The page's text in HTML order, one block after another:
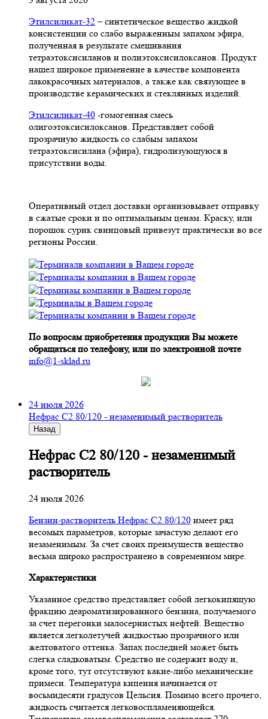
Этилсиликат-32– синтетическое вещество жидкой
консистенции со слабо выраженным запахом эфира,
полученная в результате смешивания
тетpаэтоксисиланов и полиэтоксисилоксанов. Продукт
нашел широкое применение в качестве компонента
лакокрасочных материалов, а также как связующее в
производстве керамических и стеклянных изделий.
Этилсиликат-40 -гомогенная смесь
олигоэтоксисилоксанов. Представляет собой
прозрачную жидкость со слабым запахом
тетраэтоксисилана (эфира), гидролизующуюся в
присутствии воды.
Оперативный отдел доставки организовывает отправку
в сжатые сроки и по оптимальным ценам. Краску, или
порошок сурик свинцовый привезут практически во все
регионы России.
По вопросам приобретения продукции Вы можете
обращаться по телефону, или по электронной почте
info@1-sklad.ru
24 июля 2026
Нефрас С2 80/120 - незаменимый растворитель
Назад
Нефрас С2 80/120 - незаменимый
растворитель
24 июля 2026
Бензин-растворитель Нефрас С2 80/120 имеет ряд
весомых параметров, которые зачастую делают его
незаменимым. За счет своих преимуществ вещество
весьма широко распространено в современном мире.
Характеристики
Указанное средство представляет собой легкокипящую
фракцию деароматизированного бензина, получаемого
за счет перегонки малосернистых нефтей. Вещество
является легколетучей жидкостью прозрачного или
желтоватого оттенка. Запах последней может быть
слегка сладковатым. Средство не содержит воду и,
кроме того, тут отсутствуют какие-либо механические
примеси. Температура кипения начинается от
восьмидесяти градусов Цельсия. Помимо всего прочего,
жидкость считается легковоспламеняющейся.